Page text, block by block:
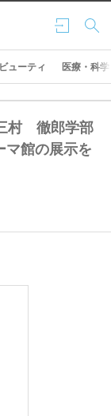
ログ
イン
検索
ビューティ 医療・科学
村 徹郎学部
マ館の展示を